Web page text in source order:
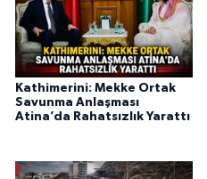
Kathimerini: Mekke Ortak
Savunma Anlaşması
Atina’da Rahatsızlık Yarattı